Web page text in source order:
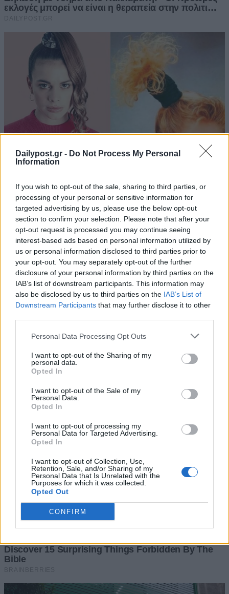
Dailypost.gr - Do Not Process My Personal
Information
If you wish to opt-out of the sale, sharing to third parties, or
processing of your personal or sensitive information for
targeted advertising by us, please use the below opt-out
section to confirm your selection. Please note that after your
opt-out request is processed you may continue seeing
interest-based ads based on personal information utilized by
us or personal information disclosed to third parties prior to
your opt-out. You may separately opt-out of the further
disclosure of your personal information by third parties on the
IAB’s list of downstream participants. This information may
also be disclosed by us to third parties on the IAB’s List of
Downstream Participants that may further disclose it to other
Personal Data Processing Opt Outs
I want to opt-out of the Sharing of my
personal data.
Opted In
I want to opt-out of the Sale of my
Personal Data.
Opted In
I want to opt-out of processing my
Personal Data for Targeted Advertising.
Opted In
I want to opt-out of Collection, Use,
Retention, Sale, and/or Sharing of my
Personal Data that Is Unrelated with the
Purposes for which it was collected.
Opted Out
CONFIRM